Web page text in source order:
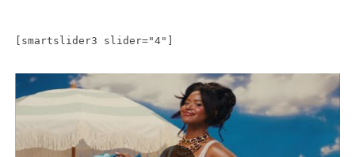
[smartslider3 slider="4"]